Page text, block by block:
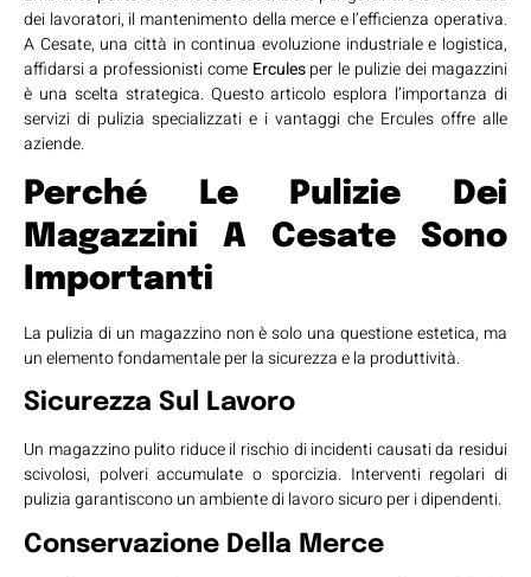
dei lavoratori, il mantenimento della merce e l’efficienza operativa.
A Cesate, una città in continua evoluzione industriale e logistica,
affidarsi a professionisti come Erculesper le pulizie dei magazzini
è una scelta strategica. Questo articolo esplora l’importanza di
servizi di pulizia specializzati e i vantaggi che Ercules offre alle
aziende.
Perché Le Pulizie Dei
Magazzini A Cesate
Sono
Importanti
La pulizia di un magazzino non è solo una questione estetica, ma
un elemento fondamentale per la sicurezza e la produttività.
Sicurezza Sul Lavoro
Un magazzino pulito riduce il rischio di incidenti causati da residui
scivolosi, polveri accumulate o sporcizia. Interventi regolari di
pulizia garantiscono un ambiente di lavoro sicuro per i dipendenti.
Conservazione Della Merce